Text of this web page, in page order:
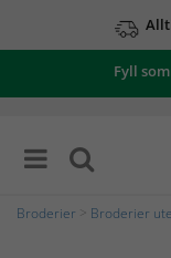
Fyll
Broderier Broderier